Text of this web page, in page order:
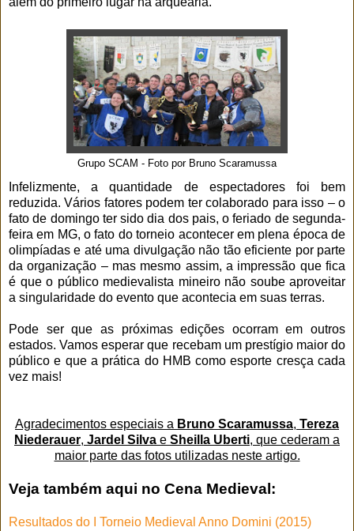
Grupo SCAM - Foto por Bruno Scaramussa
Infelizmente, a quantidade de espectadores foi bem
reduzida. Vários fatores podem ter colaborado para isso – o
fato de domingo ter sido dia dos pais, o feriado de segunda-
feira em MG, o fato do torneio acontecer em plena época de
olimpíadas e até uma divulgação não tão eficiente por parte
da organização – mas mesmo assim, a impressão que fica
é que o público medievalista mineiro não soube aproveitar
a singularidade do evento que acontecia em suas terras.
Pode ser que as próximas edições ocorram em outros
estados. Vamos esperar que recebam um prestígio maior do
público e que a prática do HMB como esporte cresça cada
vez mais!
Agradecimentos especiais a Bruno Scaramussa, Tereza
Niederauer, Jardel Silva e Sheilla Uberti, que cederam a
maior parte das fotos utilizadas neste artigo.
Veja também aqui no Cena Medieval:
Resultados do I Torneio Medieval Anno Domini (2015)